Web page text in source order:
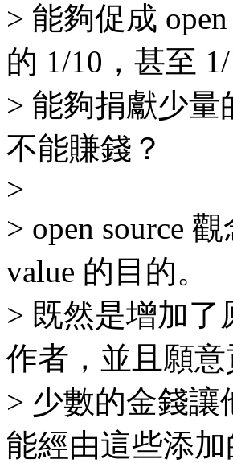
> 能夠促成
的 1/10，甚至
> 能夠捐獻少
不能賺錢？
>
> open source
value 的目的。
> 既然是增加
作者，並且願意
> 少數的金錢
能經由這些添